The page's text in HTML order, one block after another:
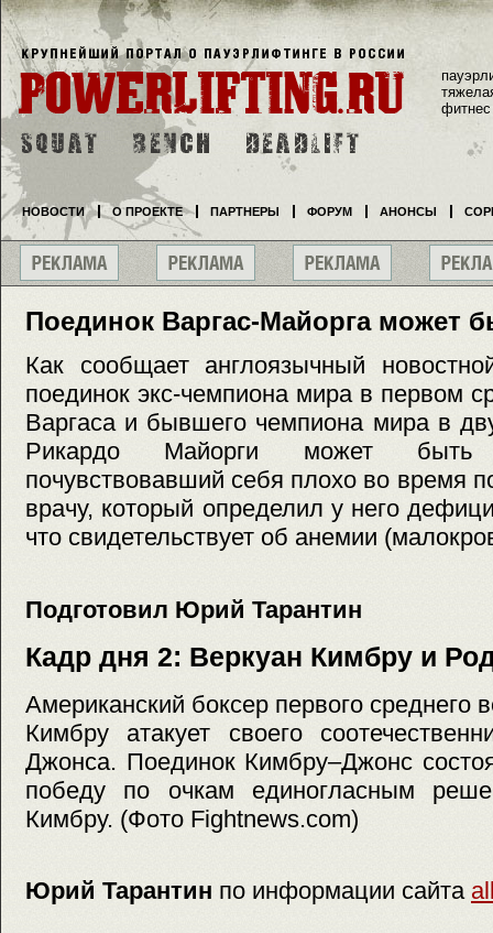
Поединок Варгас-Майорга может
Как сообщает англоязычный
поединок экс-чемпиона мира в первом
Варгаса и бывшего чемпиона мира в
Рикардо Майорги может быть
почувствовавший себя плохо во время
врачу, который определил у него
что свидетельствует об анемии
Подготовил Юрий Тарантин
Кадр дня 2: Веркуан Кимбру и
Американский боксер первого среднего
Кимбру атакует своего
Джонса. Поединок Кимбру–Джонс
победу по очкам единогласным
Кимбру. (Фото Fightnews.com)
Юрий Тарантин по информации сайта
фитнес
НОВОСТИ О ПРОЕКТЕ ПАРТНЕРЫ ФОРУМ АНОНСЫ